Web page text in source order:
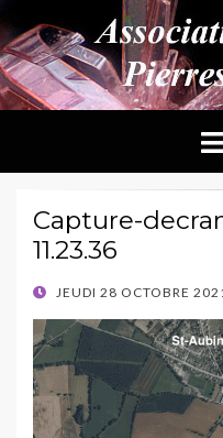
ANPF
Association Nantaise
Capture-
11.23.36
POSTED
JEUDI 28 OCTOBRE